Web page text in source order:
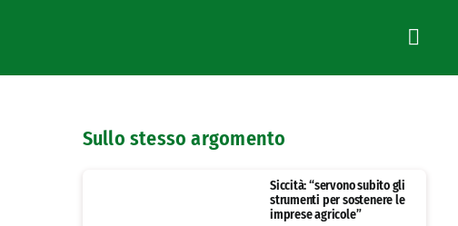
Sullo stesso argomento
Siccità: “servono subito gli
strumenti per sostenere le
imprese agricole”